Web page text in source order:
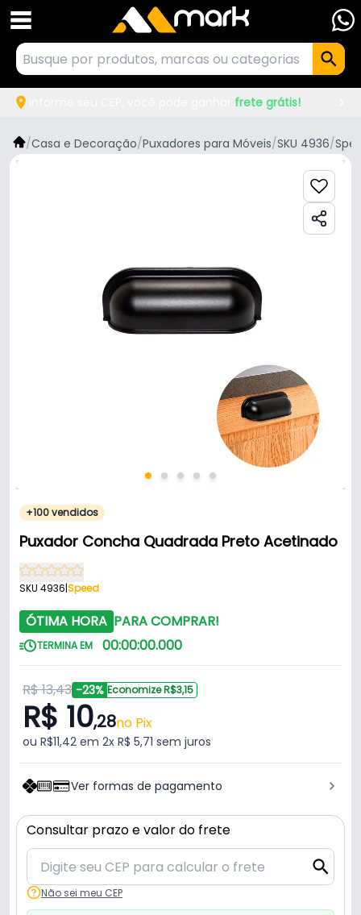
frete grátis!
/Casa e Decoração/Puxadores para Móveis/SKU 4936/
+100 vendidos
Puxador Concha Quadrada Preto Acetinado
SKU 4936|Speed
ÓTIMA HORA PARA COMPRAR!
TERMINA EM 00:00:00.000
R$ 13,43 -23% Economize R$3,15
R$ 10,28no Pix
ou R$11,42 em 2x R$ 5,71 sem juros
Ver formas de pagamento
Consultar prazo e valor do frete
Não sei meu CEP